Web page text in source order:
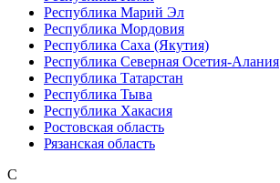
Республика Марий Эл
Республика Мордовия
Республика Саха (Якутия)
Республика Северная Осетия-Алания
Республика Татарстан
Республика Тыва
Республика Хакасия
Ростовская область
Рязанская область
С